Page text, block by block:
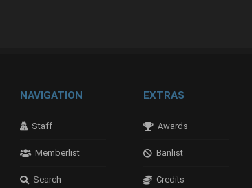
NAVIGATION
Staff
Memberlist
Search
EXTRAS
Awards
Banlist
Credits